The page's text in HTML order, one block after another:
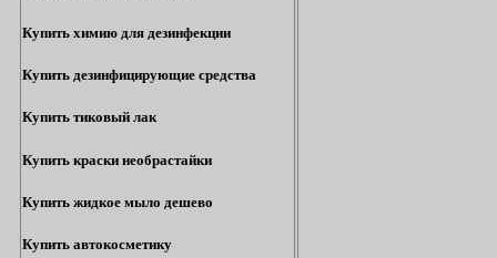
Купить химию для дезинфекции
Купить дезинфицирующие средства
Купить тиковый лак
Купить краски необрастайки
Купить жидкое мыло дешево
Купить автокосметику